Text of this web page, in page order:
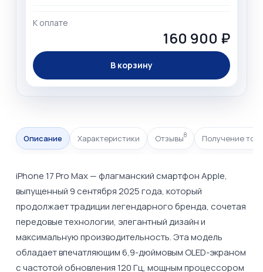
К оплате
160 900 ₽
В корзину
Описание Характеристики Отзывы8 Получение
iPhone 17 Pro Max — флагманский смартфон Apple,
выпущенный 9 сентября 2025 года, который
продолжает традиции легендарного бренда, сочетая
передовые технологии, элегантный дизайн и
максимальную производительность. Эта модель
обладает впечатляющим 6,9-дюймовым OLED-экраном
с частотой обновления 120 Гц, мощным процессором